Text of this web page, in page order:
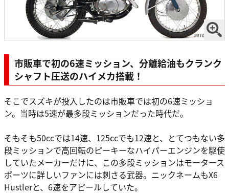
市販車で初の6速ミッション、分離給油もクランク
シャフト圧送のハイメカ搭載！
そこでスズキが投入したのは市販車では初の6速ミッショ
ン。当時は5速が最多段ミッションだった時代だ。
そもそも50ccでは14速、125ccでも12速と、とてつもない多
段ミッションで高回転のピーキーなハイパーエンジンを駆使
していたメーカーだけに、この多段ミッションはモータース
ポーツに詳しいファンには刺さる武器。ニックネームもX6
Hustlerと、6速をアピールしていた。